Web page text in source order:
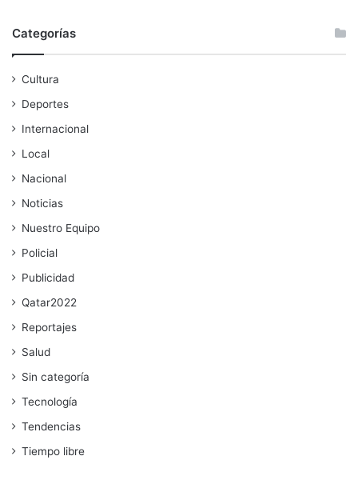
Categorías
Cultura
Deportes
Internacional
Local
Nacional
Noticias
Nuestro Equipo
Policial
Publicidad
Qatar2022
Reportajes
Salud
Sin categoría
Tecnología
Tendencias
Tiempo libre